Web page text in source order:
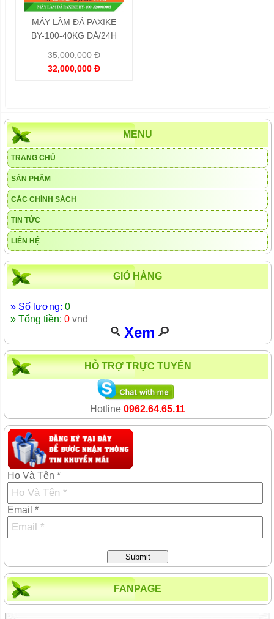
MÁY LÀM ĐÁ PAXIKE
BY-100-40KG ĐÁ/24H
35,000,000 Đ
32,000,000 Đ
MENU
TRANG CHỦ
SẢN PHẨM
CÁC CHÍNH SÁCH
TIN TỨC
LIÊN HỆ
GIỎ HÀNG
» Số lượng: 0
» Tổng tiền: 0 vnđ
Xem
HỖ TRỢ TRỰC TUYẾN
Hotline 0962.64.65.11
Họ Và Tên *
Email *
Submit
FANPAGE